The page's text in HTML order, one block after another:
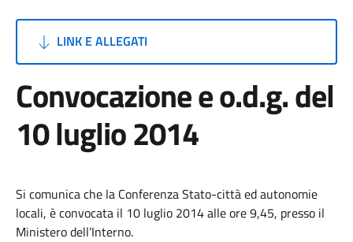
LINK E ALLEGATI
Convocazione e o.d.g. del
10 luglio 2014
Si comunica che la Conferenza Stato-città ed autonomie
locali, è convocata il 10 luglio 2014 alle ore 9,45, presso il
Ministero dell’Interno.